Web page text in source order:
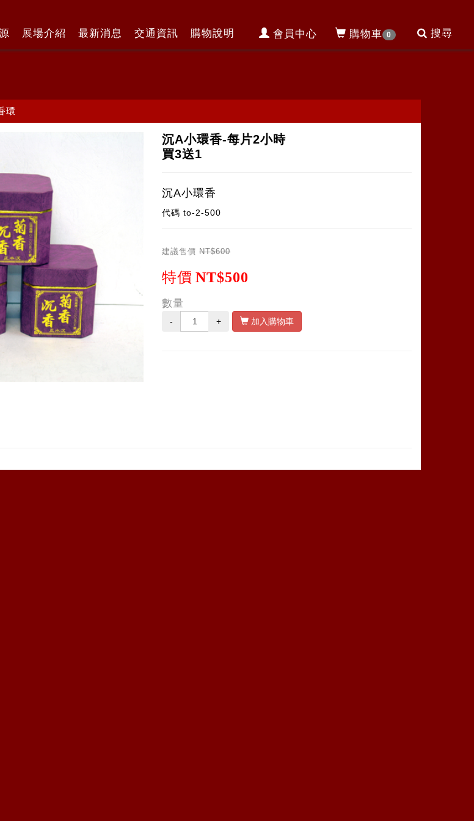
會員中心 購物車 0 搜尋
展場介紹 最新消息 交通資訊 購物說明
環
沉A小環香-每片2小時
買3送1
沉A小環香
代碼to-2-500
建議售價 NT$600
特價 NT$500
數量
- + 加入購物車